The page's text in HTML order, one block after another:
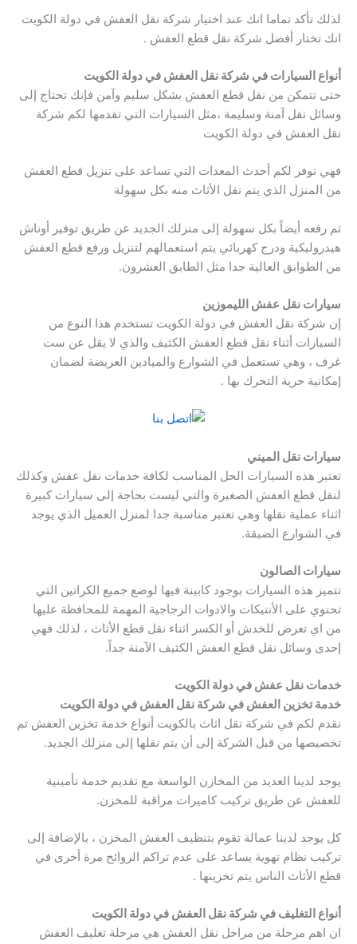
لذلك تأكد تماما انك عند اختيار شركة نقل العفش في دولة الكويت
انك تختار أفضل شركة نقل قطع العفش .
أنواع السيارات في شركة نقل العفش في دولة الكويت
حتى تتمكن من نقل قطع العفش بشكل سليم وآمن فإنك تحتاج إلى
وسائل نقل آمنة وسليمة ،مثل السيارات التي تقدمها لكم شركة
نقل العفش في دولة الكويت
فهي توفر لكم أحدث المعدات التي تساعد على تنزيل قطع العفش
من المنزل الذي يتم نقل الأثاث منه بكل سهولة
jettbet
ثم رفعه أيضاً بكل سهولة إلى منزلك الجديد عن طريق توفير أوناش
هيدروليكية ودرج كهربائي يتم استعمالهم لتنزيل ورفع قطع العفش
من الطوابق العالية جدا مثل الطابق العشرون.
سيارات نقل عفش الليموزين
إن شركة نقل العفش في دولة الكويت تستخدم هذا النوع من
السيارات أثناء نقل قطع العفش الكثيف والذي لا يقل عن ست
غرف ، وهي تستعمل في الشوارع والميادين العريضة لضمان
إمكانية حرية التحرك بها .
سيارات نقل الميني
تعتبر هذه السيارات الحل المناسب لكافة خدمات نقل عفش وكذلك
لنقل قطع العفش الصغيرة والتي ليست بحاجة إلى سيارات كبيرة
اثناء عملية نقلها وهي تعتبر مناسبة جدا لمنزل العميل الذي يوجد
في الشوارع الضيقة.
سيارات الصالون
تتميز هذه السيارات بوجود كابينة فيها لوضع جميع الكراتين التي
تحتوي على الأنتيكات والادوات الزجاجية المهمة للمحافظة عليها
من اي تعرض للخدش أو الكسر اثناء نقل قطع الأثاث ، لذلك فهي
إحدى وسائل نقل قطع العفش الكثيف الآمنة جداً.
خدمات نقل عفش في دولة الكويت
خدمة تخزين العفش في شركة نقل العفش في دولة الكويت
نقدم لكم في شركة نقل اثاث بالكويت أنواع خدمة تخزين العفش تم
تخصيصها من قبل الشركة إلى أن يتم نقلها إلى منزلك الجديد.
يوجد لدينا العديد من المخازن الواسعة مع تقديم خدمة تأمينية
للعفش عن طريق تركيب كاميرات مراقبة للمخزن.
كل يوجد لدينا عمالة تقوم بتنظيف العفش المخزن ، بالإضافة إلى
تركيب نظام تهوية يساعد على عدم تراكم الروائح مرة أخرى في
قطع الأثاث الناس يتم تخزينها .
أنواع التغليف في شركة نقل العفش في دولة الكويت
ان اهم مرحلة من مراحل نقل العفش هي مرحلة تغليف العفش